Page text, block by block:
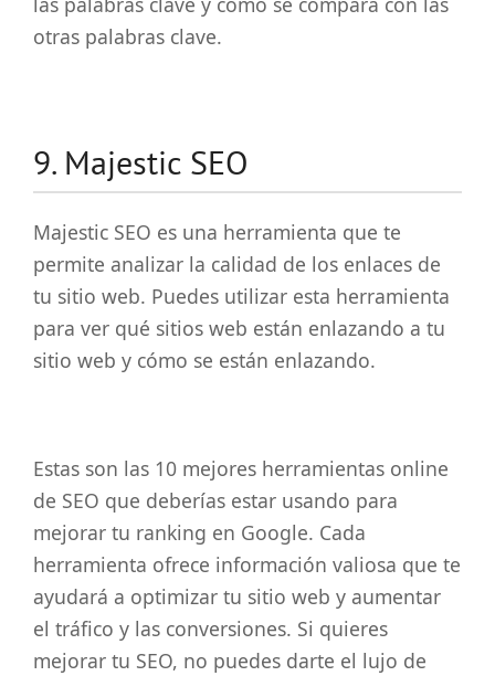
otras palabras clave.
9. Majestic SEO
Majestic SEO es una herramienta que te
permite analizar la calidad de los enlaces de
tu sitio web. Puedes utilizar esta herramienta
para ver qué sitios web están enlazando a tu
sitio web y cómo se están enlazando.
Estas son las 10 mejores herramientas online
de SEO que deberías estar usando para
mejorar tu ranking en Google. Cada
herramienta ofrece información valiosa que te
ayudará a optimizar tu sitio web y aumentar
el tráfico y las conversiones. Si quieres
mejorar tu SEO, no puedes darte el lujo de